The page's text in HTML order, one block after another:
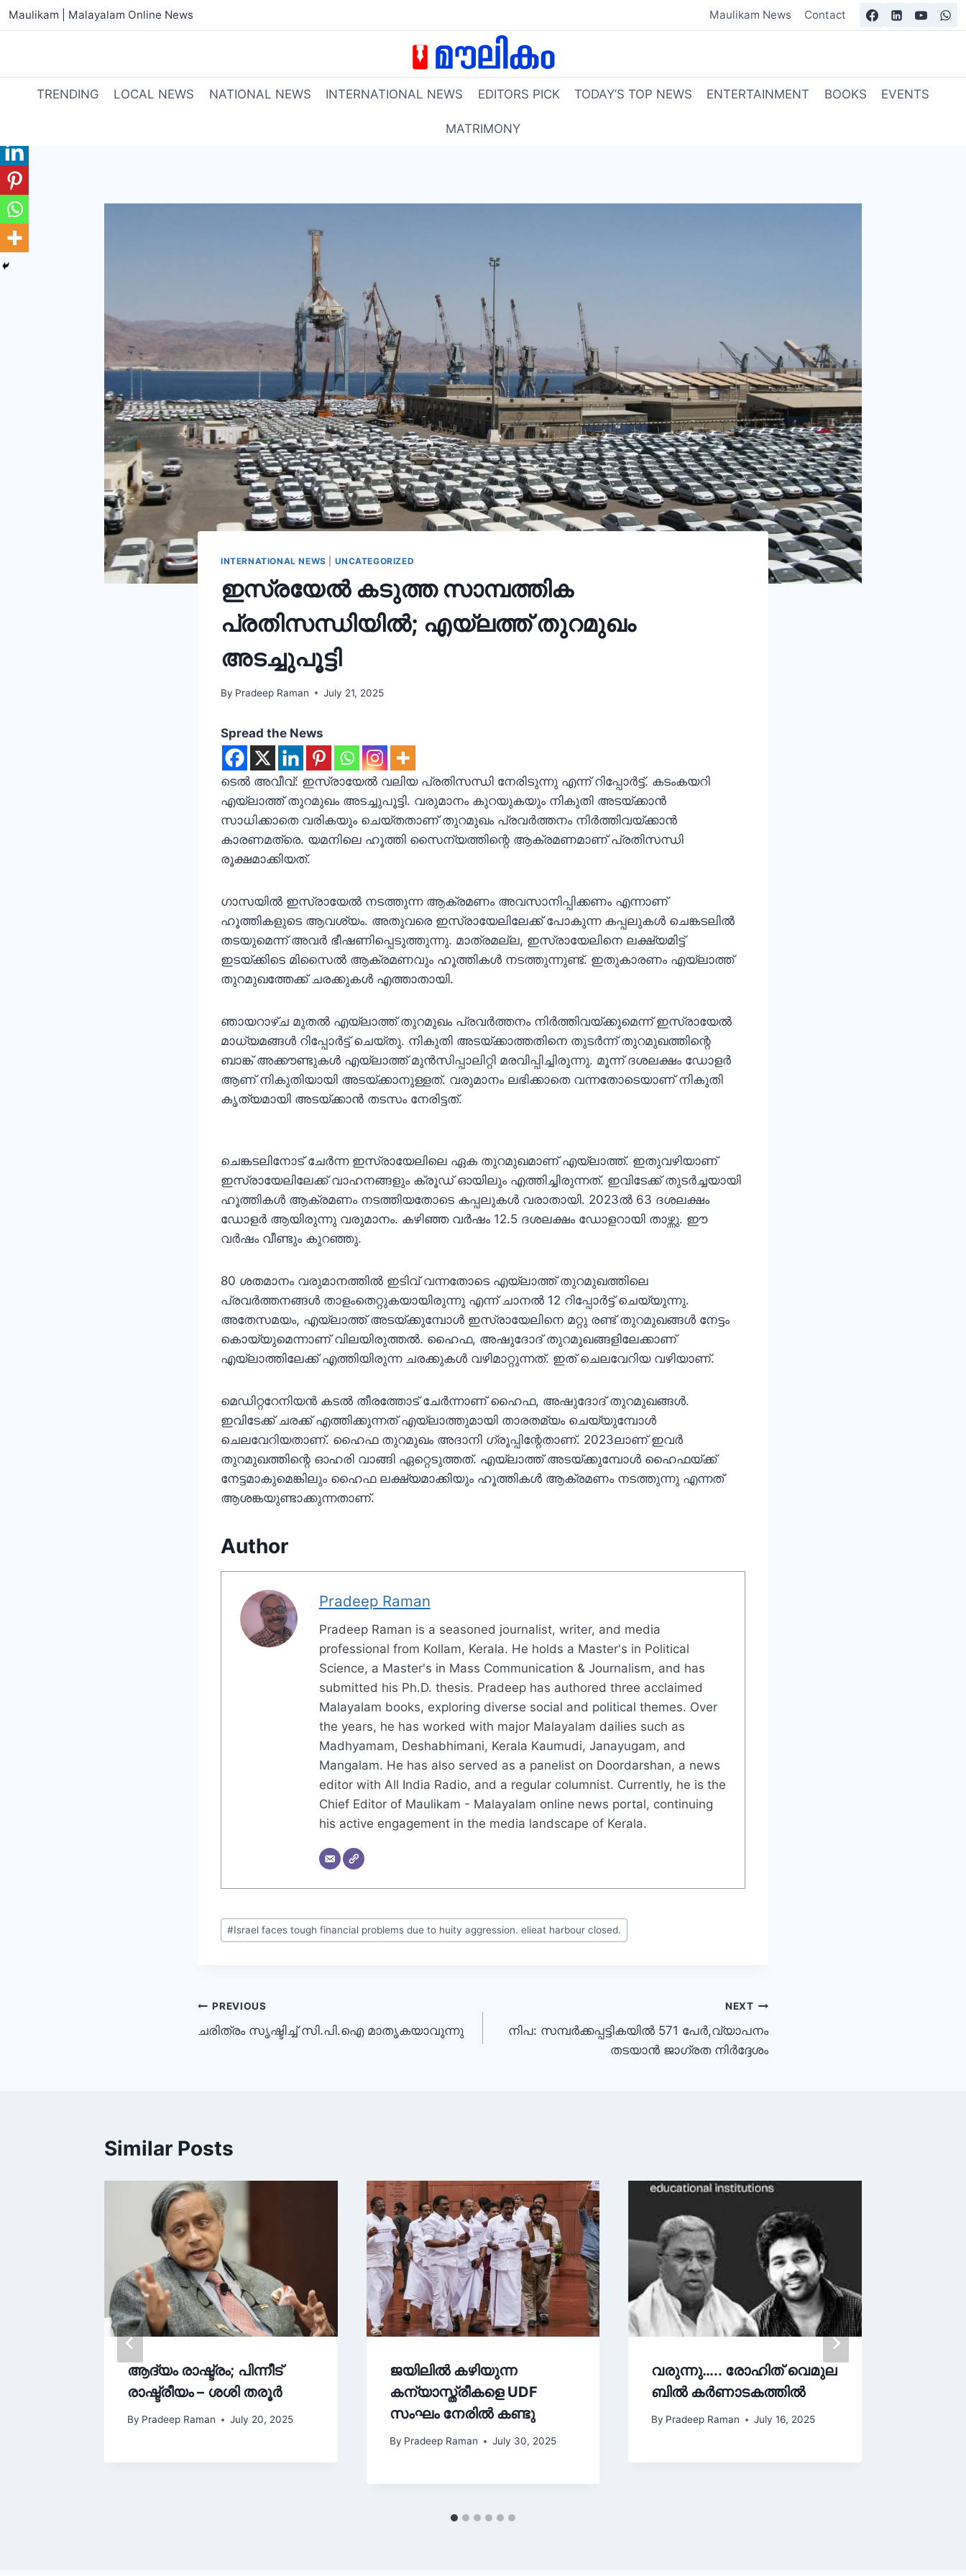
Maulikam | Malayalam Online News Maulikam News Contact
TRENDING LOCAL NEWS NATIONAL NEWS INTERNATIONAL NEWS EDITORS PICK TODAY’S TOP NEWS ENTERTAINMENT BOOKS EVENTS
MATRIMONY
INTERNATIONAL NEWS UNCATEGORIZED
ഇസ്രയേൽ കടുത്ത സാമ്പത്തിക
പ്രതിസന്ധിയിൽ; എയ്ലത്ത് തുറമുഖം
അടച്ചുപൂട്ടി
By Pradeep Raman July 21, 2025
Spread the News
ടെല്‍ അവീവ്: ഇസ്രായേല്‍ വലിയ പ്രതിസന്ധി നേരിടുന്നു എന്ന് റിപ്പോര്‍ട്ട്. കടംകയറി
എയ്‌ലാത്ത് തുറമുഖം അടച്ചുപൂട്ടി. വരുമാനം കുറയുകയും നികുതി അടയ്ക്കാന്‍
സാധിക്കാതെ വരികയും ചെയ്തതാണ് തുറമുഖം പ്രവര്‍ത്തനം നിര്‍ത്തിവയ്ക്കാന്‍
കാരണമത്രെ. യമനിലെ ഹൂത്തി സൈന്യത്തിന്റെ ആക്രമണമാണ് പ്രതിസന്ധി
രൂക്ഷമാക്കിയത്.
ഗാസയില്‍ ഇസ്രായേല്‍ നടത്തുന്ന ആക്രമണം അവസാനിപ്പിക്കണം എന്നാണ്
ഹൂത്തികളുടെ ആവശ്യം. അതുവരെ ഇസ്രായേലിലേക്ക് പോകുന്ന കപ്പലുകള്‍ ചെങ്കടലില്‍
തടയുമെന്ന് അവര്‍ ഭീഷണിപ്പെടുത്തുന്നു. മാത്രമല്ല, ഇസ്രായേലിനെ ലക്ഷ്യമിട്ട്
ഇടയ്ക്കിടെ മിസൈല്‍ ആക്രമണവും ഹൂത്തികള്‍ നടത്തുന്നുണ്ട്. ഇതുകാരണം എയ്‌ലാത്ത്
തുറമുഖത്തേക്ക് ചരക്കുകള്‍ എത്താതായി.
ഞായറാഴ്ച മുതല്‍ എയ്‌ലാത്ത് തുറമുഖം പ്രവര്‍ത്തനം നിര്‍ത്തിവയ്ക്കുമെന്ന് ഇസ്രായേല്‍
മാധ്യമങ്ങള്‍ റിപ്പോര്‍ട്ട് ചെയ്തു. നികുതി അടയ്ക്കാത്തതിനെ തുടര്‍ന്ന് തുറമുഖത്തിന്റെ
ബാങ്ക് അക്കൗണ്ടുകള്‍ എയ്‌ലാത്ത് മുന്‍സിപ്പാലിറ്റി മരവിപ്പിച്ചിരുന്നു. മൂന്ന് ദശലക്ഷം ഡോളര്‍
ആണ് നികുതിയായി അടയ്ക്കാനുള്ളത്. വരുമാനം ലഭിക്കാതെ വന്നതോടെയാണ് നികുതി
കൃത്യമായി അടയ്ക്കാന്‍ തടസം നേരിട്ടത്.
ചെങ്കടലിനോട് ചേര്‍ന്ന ഇസ്രായേലിലെ ഏക തുറമുഖമാണ് എയ്‌ലാത്ത്. ഇതുവഴിയാണ്
ഇസ്രായേലിലേക്ക് വാഹനങ്ങളും ക്രൂഡ് ഓയിലും എത്തിച്ചിരുന്നത്. ഇവിടേക്ക് തുടര്‍ച്ചയായി
ഹൂത്തികള്‍ ആക്രമണം നടത്തിയതോടെ കപ്പലുകള്‍ വരാതായി. 2023ല്‍ 63 ദശലക്ഷം
ഡോളര്‍ ആയിരുന്നു വരുമാനം. കഴിഞ്ഞ വര്‍ഷം 12.5 ദശലക്ഷം ഡോളറായി താഴ്ന്നു. ഈ
വര്‍ഷം വീണ്ടും കുറഞ്ഞു.
80 ശതമാനം വരുമാനത്തില്‍ ഇടിവ് വന്നതോടെ എയ്‌ലാത്ത് തുറമുഖത്തിലെ
പ്രവര്‍ത്തനങ്ങള്‍ താളംതെറ്റുകയായിരുന്നു എന്ന് ചാനല്‍ 12 റിപ്പോര്‍ട്ട് ചെയ്യുന്നു.
അതേസമയം, എയ്‌ലാത്ത് അടയ്ക്കുമ്പോള്‍ ഇസ്രായേലിനെ മറ്റു രണ്ട് തുറമുഖങ്ങള്‍ നേട്ടം
കൊയ്യുമെന്നാണ് വിലയിരുത്തല്‍. ഹൈഫ, അഷുദോദ് തുറമുഖങ്ങളിലേക്കാണ്
എയ്‌ലാത്തിലേക്ക് എത്തിയിരുന്ന ചരക്കുകള്‍ വഴിമാറ്റുന്നത്. ഇത് ചെലവേറിയ വഴിയാണ്.
മെഡിറ്ററേനിയന്‍ കടല്‍ തീരത്തോട് ചേര്‍ന്നാണ് ഹൈഫ, അഷുദോദ് തുറമുഖങ്ങള്‍.
ഇവിടേക്ക് ചരക്ക് എത്തിക്കുന്നത് എയ്‌ലാത്തുമായി താരതമ്യം ചെയ്യുമ്പോള്‍
ചെലവേറിയതാണ്. ഹൈഫ തുറമുഖം അദാനി ഗ്രൂപ്പിന്റേതാണ്. 2023ലാണ് ഇവര്‍
തുറമുഖത്തിന്റെ ഓഹരി വാങ്ങി ഏറ്റെടുത്തത്. എയ്‌ലാത്ത് അടയ്ക്കുമ്പോള്‍ ഹൈഫയ്ക്ക്
നേട്ടമാകുമെങ്കിലും ഹൈഫ ലക്ഷ്യമാക്കിയും ഹൂത്തികള്‍ ആക്രമണം നടത്തുന്നു എന്നത്
ആശങ്കയുണ്ടാക്കുന്നതാണ്.
Author
Pradeep Raman
Pradeep Raman is a seasoned journalist, writer, and media
professional from Kollam, Kerala. He holds a Master's in Political
Science, a Master's in Mass Communication & Journalism, and has
submitted his Ph.D. thesis. Pradeep has authored three acclaimed
Malayalam books, exploring diverse social and political themes. Over
the years, he has worked with major Malayalam dailies such as
Madhyamam, Deshabhimani, Kerala Kaumudi, Janayugam, and
Mangalam. He has also served as a panelist on Doordarshan, a news
editor with All India Radio, and a regular columnist. Currently, he is the
Chief Editor of Maulikam - Malayalam online news portal, continuing
his active engagement in the media landscape of Kerala.
#Israel faces tough financial problems due to huity aggression. elieat harbour closed.
PREVIOUS
ചരിത്രം സൃഷ്ടിച്ച് സി.പി.ഐ മാതൃകയാവുന്നു
NEXT
നിപ: സമ്പർക്കപ്പട്ടികയിൽ 571 പേർ,വ്യാപനം
തടയാൻ ജാഗ്രത നിർദ്ദേശം
Similar Posts
ആദ്യം രാഷ്ട്രം; പിന്നീട്
രാഷ്ട്രീയം – ശശി തരൂർ
By Pradeep Raman July 20, 2025
ജയിലിൽ കഴിയുന്ന
കന്യാസ്ത്രീകളെ UDF
സംഘം നേരിൽ കണ്ടു
By Pradeep Raman July 30, 2025
വരുന്നു….. രോഹിത് വെമുല
ബിൽ കർണാടകത്തിൽ
By Pradeep Raman July 16, 2025